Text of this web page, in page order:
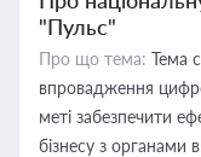
"Пульс"
Про що тема: Тема
впровадження
меті забезпечити
бізнесу з органами